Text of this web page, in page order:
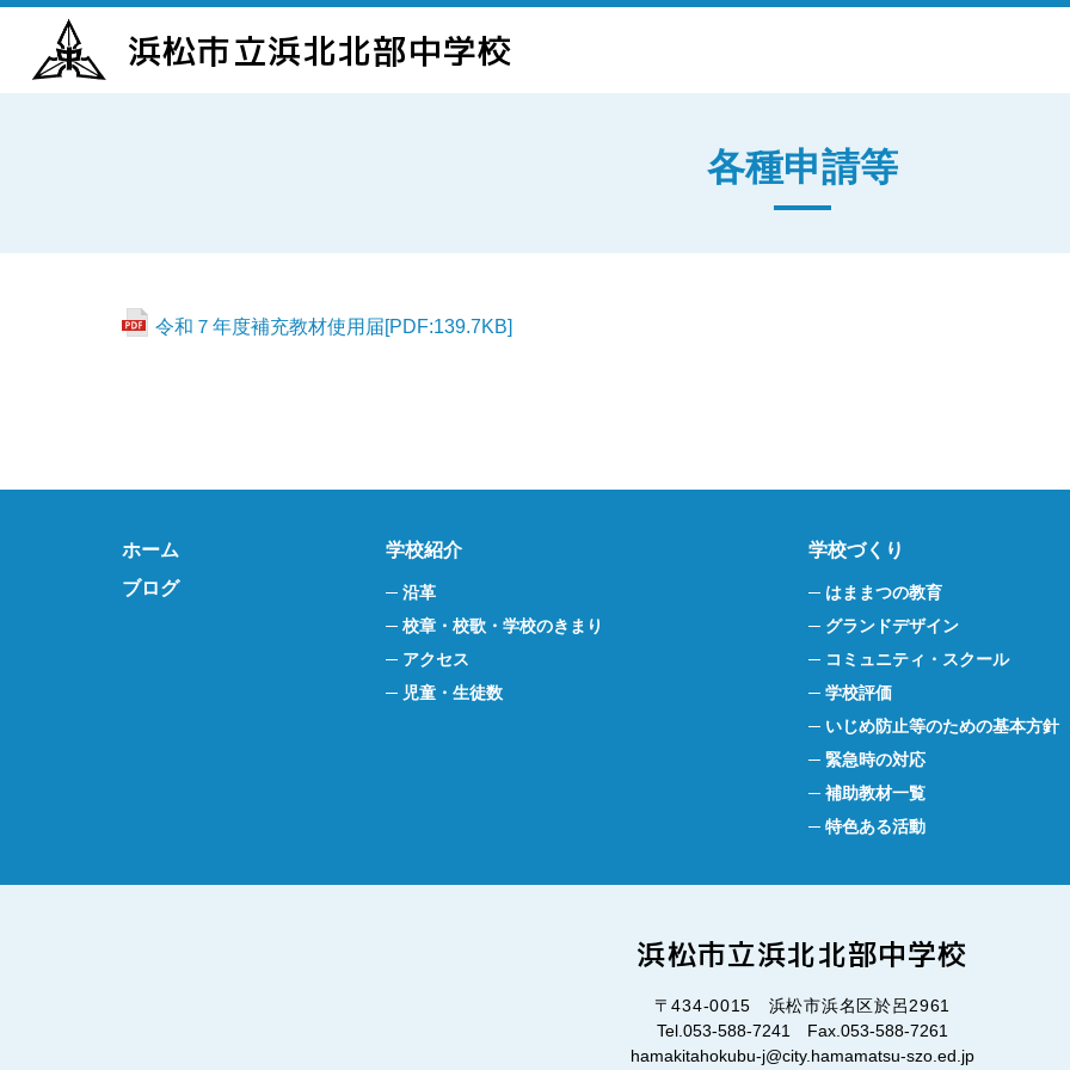
浜松市立浜北北部中学校
各種申請等
令和７年度補充教材使用届[PDF:139.7KB]
ホーム
ブログ
学校紹介
沿革
校章・校歌・学校のきまり
アクセス
児童・生徒数
学校づくり
はままつの教育
グランドデザイン
コミュニティ・スクール
学校評価
いじめ防止等のための基本方針
緊急時の対応
補助教材一覧
特色ある活動
浜松市立浜北北部中学校
〒434-0015 浜松市浜名区於呂2961
Tel.053-588-7241
Fax.053-588-7261
hamakitahokubu-j@city.hamamatsu-szo.ed.jp